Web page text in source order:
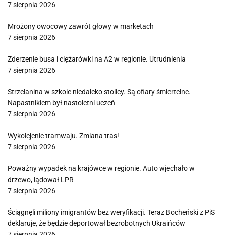
7 sierpnia 2026
Mrożony owocowy zawrót głowy w marketach
7 sierpnia 2026
Zderzenie busa i ciężarówki na A2 w regionie. Utrudnienia
7 sierpnia 2026
Strzelanina w szkole niedaleko stolicy. Są ofiary śmiertelne.
Napastnikiem był nastoletni uczeń
7 sierpnia 2026
Wykolejenie tramwaju. Zmiana tras!
7 sierpnia 2026
Poważny wypadek na krajówce w regionie. Auto wjechało w
drzewo, lądował LPR
7 sierpnia 2026
Ściągnęli miliony imigrantów bez weryfikacji. Teraz Bocheński z PiS
deklaruje, że będzie deportował bezrobotnych Ukraińców